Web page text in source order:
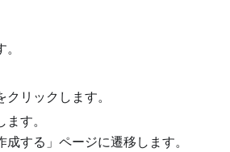
クリックします。
す。
する」ページに遷移します。